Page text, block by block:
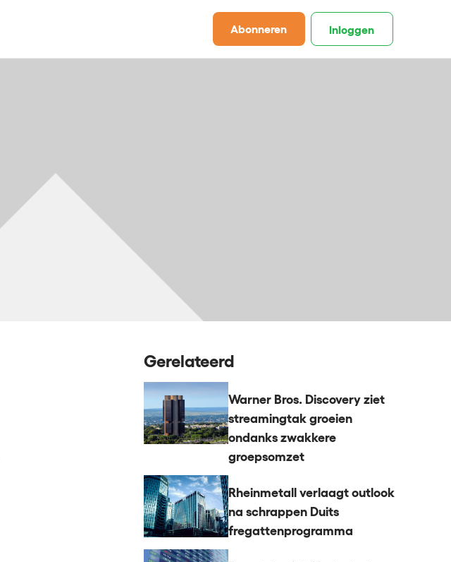
Abonneren Inloggen
Gerelateerd
Warner Bros. Discovery ziet
streamingtak groeien
ondanks zwakkere
groepsomzet
Rheinmetall verlaagt outlook
na schrappen Duits
fregattenprogramma